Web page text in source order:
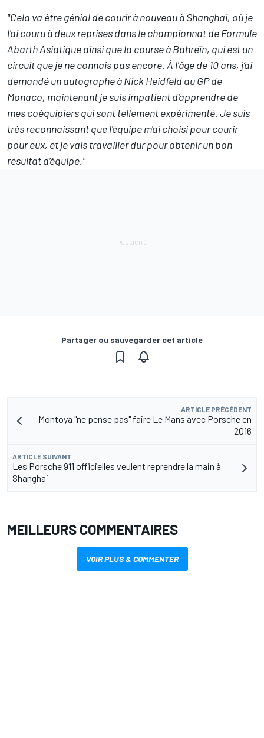
"Cela va être génial de courir à nouveau à Shanghai, où je
l'ai couru à deux reprises dans le championnat de Formule
Abarth Asiatique ainsi que la course à Bahreïn, qui est un
circuit que je ne connais pas encore. À l'âge de 10 ans, j’ai
demandé un autographe à Nick Heidfeld au GP de
Monaco, maintenant je suis impatient d'apprendre de
mes coéquipiers qui sont tellement expérimenté. Je suis
très reconnaissant que l'équipe m'ai choisi pour courir
pour eux, et je vais travailler dur pour obtenir un bon
résultat d’équipe."
Partager ou sauvegarder cet article
ARTICLE PRÉCÉDENT
Montoya "ne pense pas" faire Le Mans avec Porsche en
2016
ARTICLE SUIVANT
Les Porsche 911 officielles veulent reprendre la main à
Shanghai
MEILLEURS COMMENTAIRES
VOIR PLUS & COMMENTER